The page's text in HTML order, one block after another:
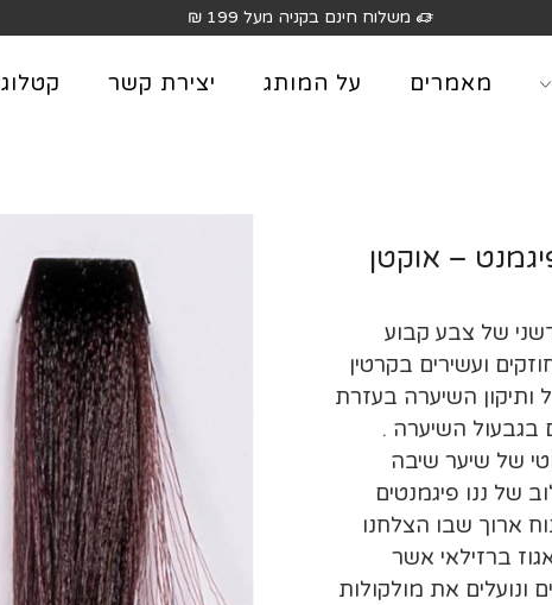
משלוח חינם בקניה מעל 199 ₪
מאמרים על המותג יצירת קשר קטלוג
מולטי פיגמנט – אוקטן
של צבע קבוע
ועשירים בקרטין
ותיקון השיערה בעזרת
בגבעול השיערה .
של שיער שיבה
של ננו פיגמנטים
ארוך שבו הצלחנו
ברזילאי אשר
את מולקולות